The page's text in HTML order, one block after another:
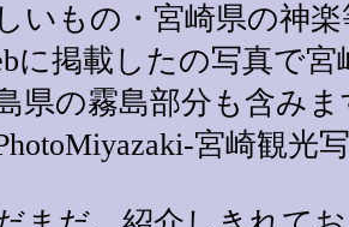
いもの・宮崎県の神
に掲載したの写真で
県の霧島部分も含み
PhotoMiyazaki-宮崎観